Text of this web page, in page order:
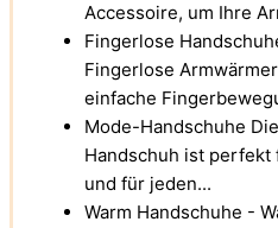
Accessoire, um Ihre
Fingerlose
Fingerlose
einfache
Mode-Handschuhe
Handschuh ist perfekt
und für jeden...
Warm Handschuhe -